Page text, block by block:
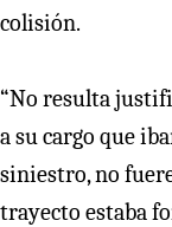
colisión.
“No resulta
a su cargo que
siniestro, no
trayecto estaba